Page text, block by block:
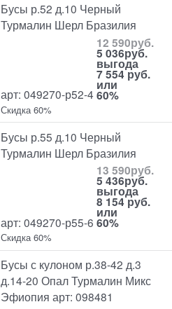
Бусы р.52 д.10 Черный
Турмалин Шерл Бразилия
арт: 049270-р52-4
12 590руб.
5 036руб.
выгода
7 554 руб.
или
60%
Скидка 60%
Бусы р.55 д.10 Черный
Турмалин Шерл Бразилия
арт: 049270-р55-6
13 590руб.
5 436руб.
выгода
8 154 руб.
или
60%
Скидка 60%
Бусы с кулоном р.38-42 д.3
д.14-20 Опал Турмалин Микс
Эфиопия арт: 098481